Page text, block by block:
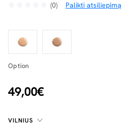
(0) Palikti atsiliepimą
Option
49,00€
VILNIUS